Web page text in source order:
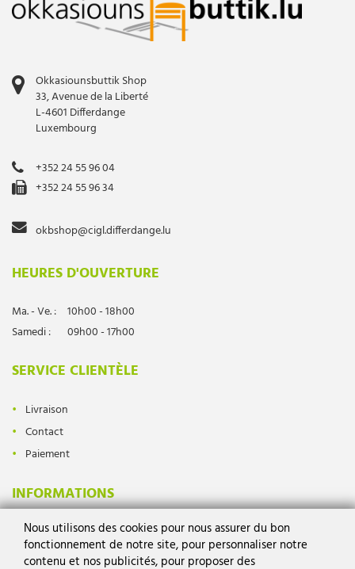
Nous utilisons des cookies pour nous assurer du bon
fonctionnement de notre site, pour personnaliser notre
contenu et nos publicités, pour proposer des
Okkasiounsbuttik Shop
33, Avenue de la Liberté
L-4601 Differdange
Luxembourg
+352 24 55 96 04
+352 24 55 96 34
okbshop@cigl.differdange.lu
HEURES D'OUVERTURE
Ma. - Ve. :
10h00 - 18h00
Samedi :
09h00 - 17h00
SERVICE CLIENTÈLE
Livraison
Contact
Paiement
INFORMATIONS
Protection des données
Mentions légales